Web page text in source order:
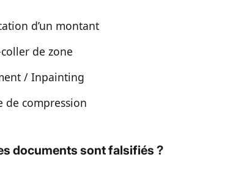
d’un montant
de zone
/ Inpainting
de compression
documents sont falsifiés ?